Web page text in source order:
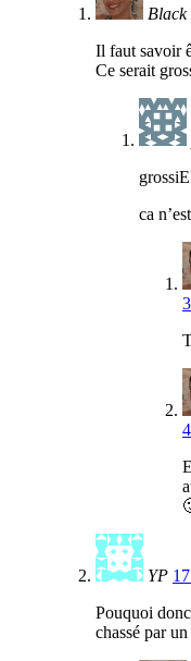
Black
Il faut savoir
Ce serait
ca
YP
Pouquoi
chassé par